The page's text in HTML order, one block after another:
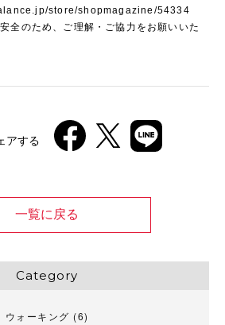
store/shopmagazine/54334
全のため、ご理解・ご協力をお願いいた
アする
一覧に戻る
Category
ウォーキング (6)